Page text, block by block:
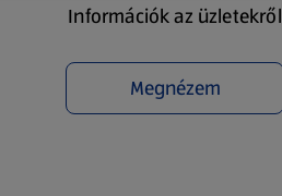
Információk az üzletekről
Megnézem